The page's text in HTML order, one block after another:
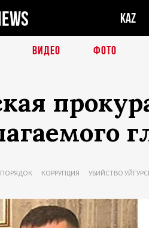
KAZ
ВИДЕО ФОТО
КОРРУПЦИЯ УБИЙСТВО